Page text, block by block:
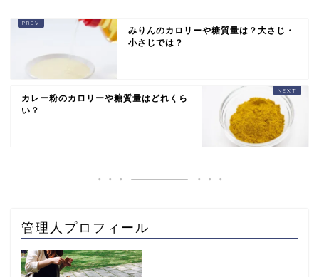
みりんのカロリーや糖質量は？大さじ・
小さじでは？
カレー粉のカロリーや糖質量はどれくら
い？
管理人プロフィール